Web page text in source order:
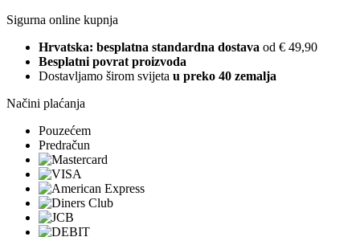
Sigurna online kupnja
Hrvatska: besplatna standardna dostava od € 49,90
Besplatni povrat proizvoda
Dostavljamo širom svijeta u preko 40 zemalja
Načini plaćanja
Pouzećem
Predračun